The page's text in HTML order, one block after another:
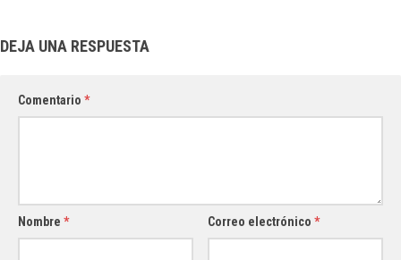
DEJA UNA RESPUESTA
Comentario *
Nombre * Correo electrónico*